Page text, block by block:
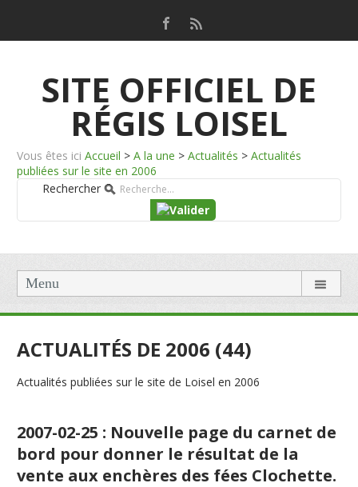
SITE OFFICIEL DE
RÉGIS LOISEL
Vous êtes ici Accueil > A la une > Actualités > Actualités
publiées sur le site en 2006
Rechercher
Menu
ACTUALITÉS DE 2006 (44)
Actualités publiées sur le site de Loisel en 2006
2007-02-25 : Nouvelle page du carnet de
bord pour donner le résultat de la
vente aux enchères des fées Clochette.